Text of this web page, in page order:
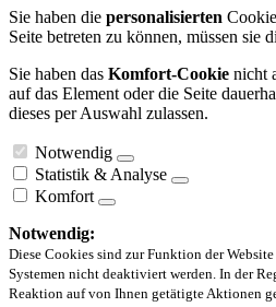
Sie haben die personalisierten
Seite betreten zu können, müssen sie
Sie haben das Komfort-Cookie nicht
auf das Element oder die Seite
dieses per Auswahl zulassen.
Notwendig
Statistik & Analyse
Komfort
Notwendig:
Diese Cookies sind zur Funktion der
Systemen nicht deaktiviert werden. In der
Reaktion auf von Ihnen getätigte Aktionen